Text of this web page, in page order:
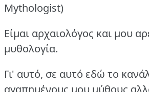
Mythologist)
Είμαι αρχαιολόγος και μου
μυθολογία.
Γι' αυτό, σε αυτό εδώ το
αγαπημένους μου μύθους